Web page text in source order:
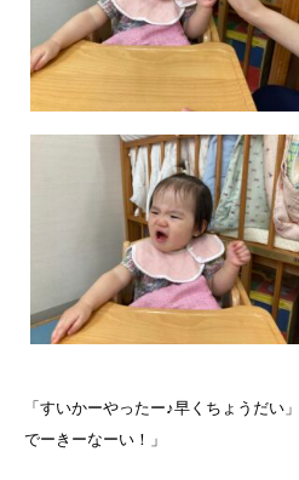
「すいかーやったー♪早くちょうだい
でーきーなーい！」